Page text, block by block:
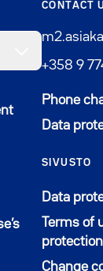
CONTACT
+358 9
Phone
Data
SIVUSTO
Data
Terms of
protection
Change